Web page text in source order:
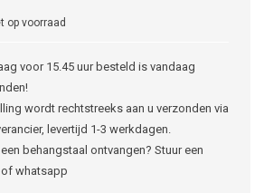
op voorraad
voor 15.45 uur besteld is vandaag
wordt rechtstreeks aan u verzonden via
levertijd 1-3 werkdagen.
behangstaal ontvangen? Stuur een
whatsapp